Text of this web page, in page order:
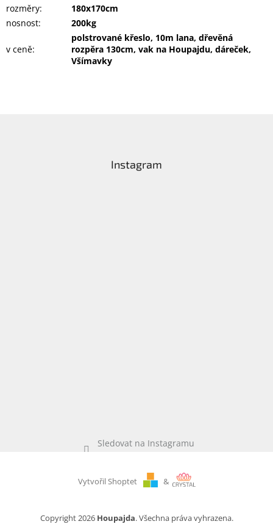
rozměry:
180x170cm
nosnost: 200kg
v ceně:
polstrované křeslo, 10m lana, dřevěná
rozpěra 130cm, vak na Houpajdu, dáreček,
Všímavky
Instagram
Sledovat na Instagramu
Vytvořil Shoptet &
Copyright 2026 Houpajda. Všechna práva vyhrazena.